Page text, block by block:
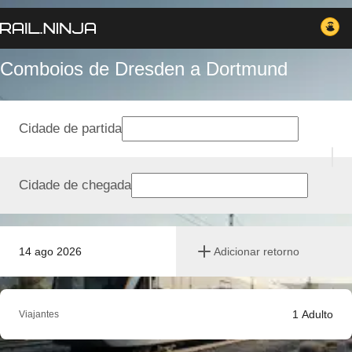
Comboios de Dresden a Dortmund
14 ago 2026 Adicionar retorno
Cidade de partida
Cidade de chegada
Viajantes 1 Adulto